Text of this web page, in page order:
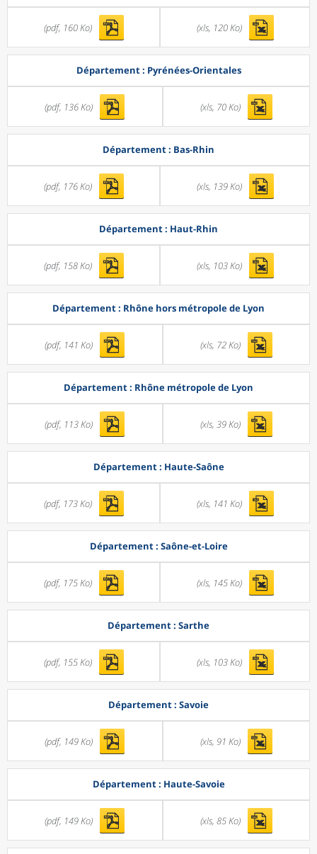
(pdf, 160 Ko) (xls, 120 Ko)
Département : Pyrénées-Orientales
(pdf, 136 Ko) (xls, 70 Ko)
Département : Bas-Rhin
(pdf, 176 Ko) (xls, 139 Ko)
Département : Haut-Rhin
(pdf, 158 Ko) (xls, 103 Ko)
Département : Rhône hors métropole de Lyon
(pdf, 141 Ko) (xls, 72 Ko)
Département : Rhône métropole de Lyon
(pdf, 113 Ko) (xls, 39 Ko)
Département : Haute-Saône
(pdf, 173 Ko) (xls, 141 Ko)
Département : Saône-et-Loire
(pdf, 175 Ko) (xls, 145 Ko)
Département : Sarthe
(pdf, 155 Ko) (xls, 103 Ko)
Département : Savoie
(pdf, 149 Ko) (xls, 91 Ko)
Département : Haute-Savoie
(pdf, 149 Ko) (xls, 85 Ko)